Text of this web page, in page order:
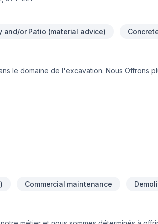
and/or Patio (material advice)
le domaine de l'excavation. Nous Offrons
de vos fondations avec
Commercial maintenance